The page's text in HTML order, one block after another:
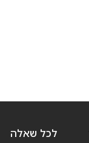
לכל שאלה